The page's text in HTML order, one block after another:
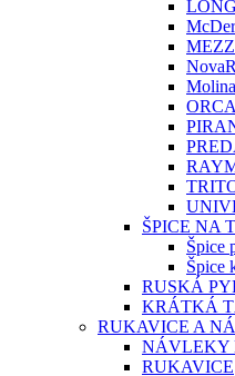
MEZZ
ORCA
ŠPICE NA
Špice
Špice
RUSKÁ
KRÁTKÁ
RUKAVICE A
NÁVLEKY
RUKAVICE